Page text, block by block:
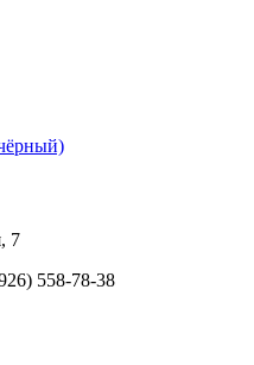
7
558-78-38